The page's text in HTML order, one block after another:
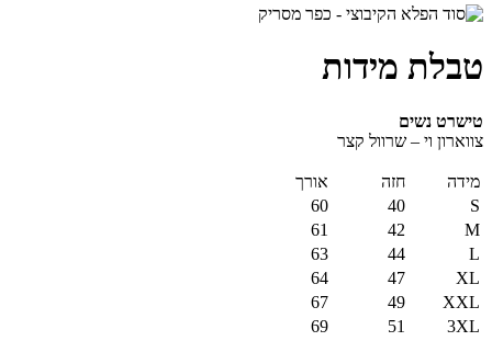
טבלת מידות
טישרט נשים
צווארון וי – שרוול קצר
מידה חזה
אורך
S
40
60
M
42
61
L
44
63
XL
47
64
XXL
49
67
3XL
51
69